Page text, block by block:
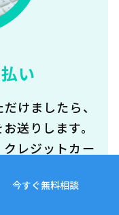
い
けましたら、
送りします。
レジットカー
でお支払いく
配を開始しま
今すぐ無料相談